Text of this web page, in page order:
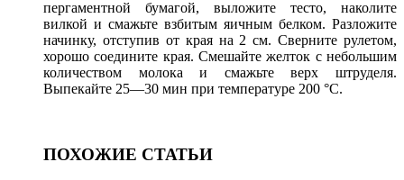
пергаментной бумагой, выложите тесто, наколите
вилкой и смажьте взбитым яичным белком. Разложите
начинку, отступив от края на 2 см. Сверните рулетом,
хорошо соедините края. Смешайте желток с небольшим
количеством молока и смажьте верх штруделя.
Выпекайте 25—30 мин при температуре 200 °С.
ПОХОЖИЕ СТАТЬИ